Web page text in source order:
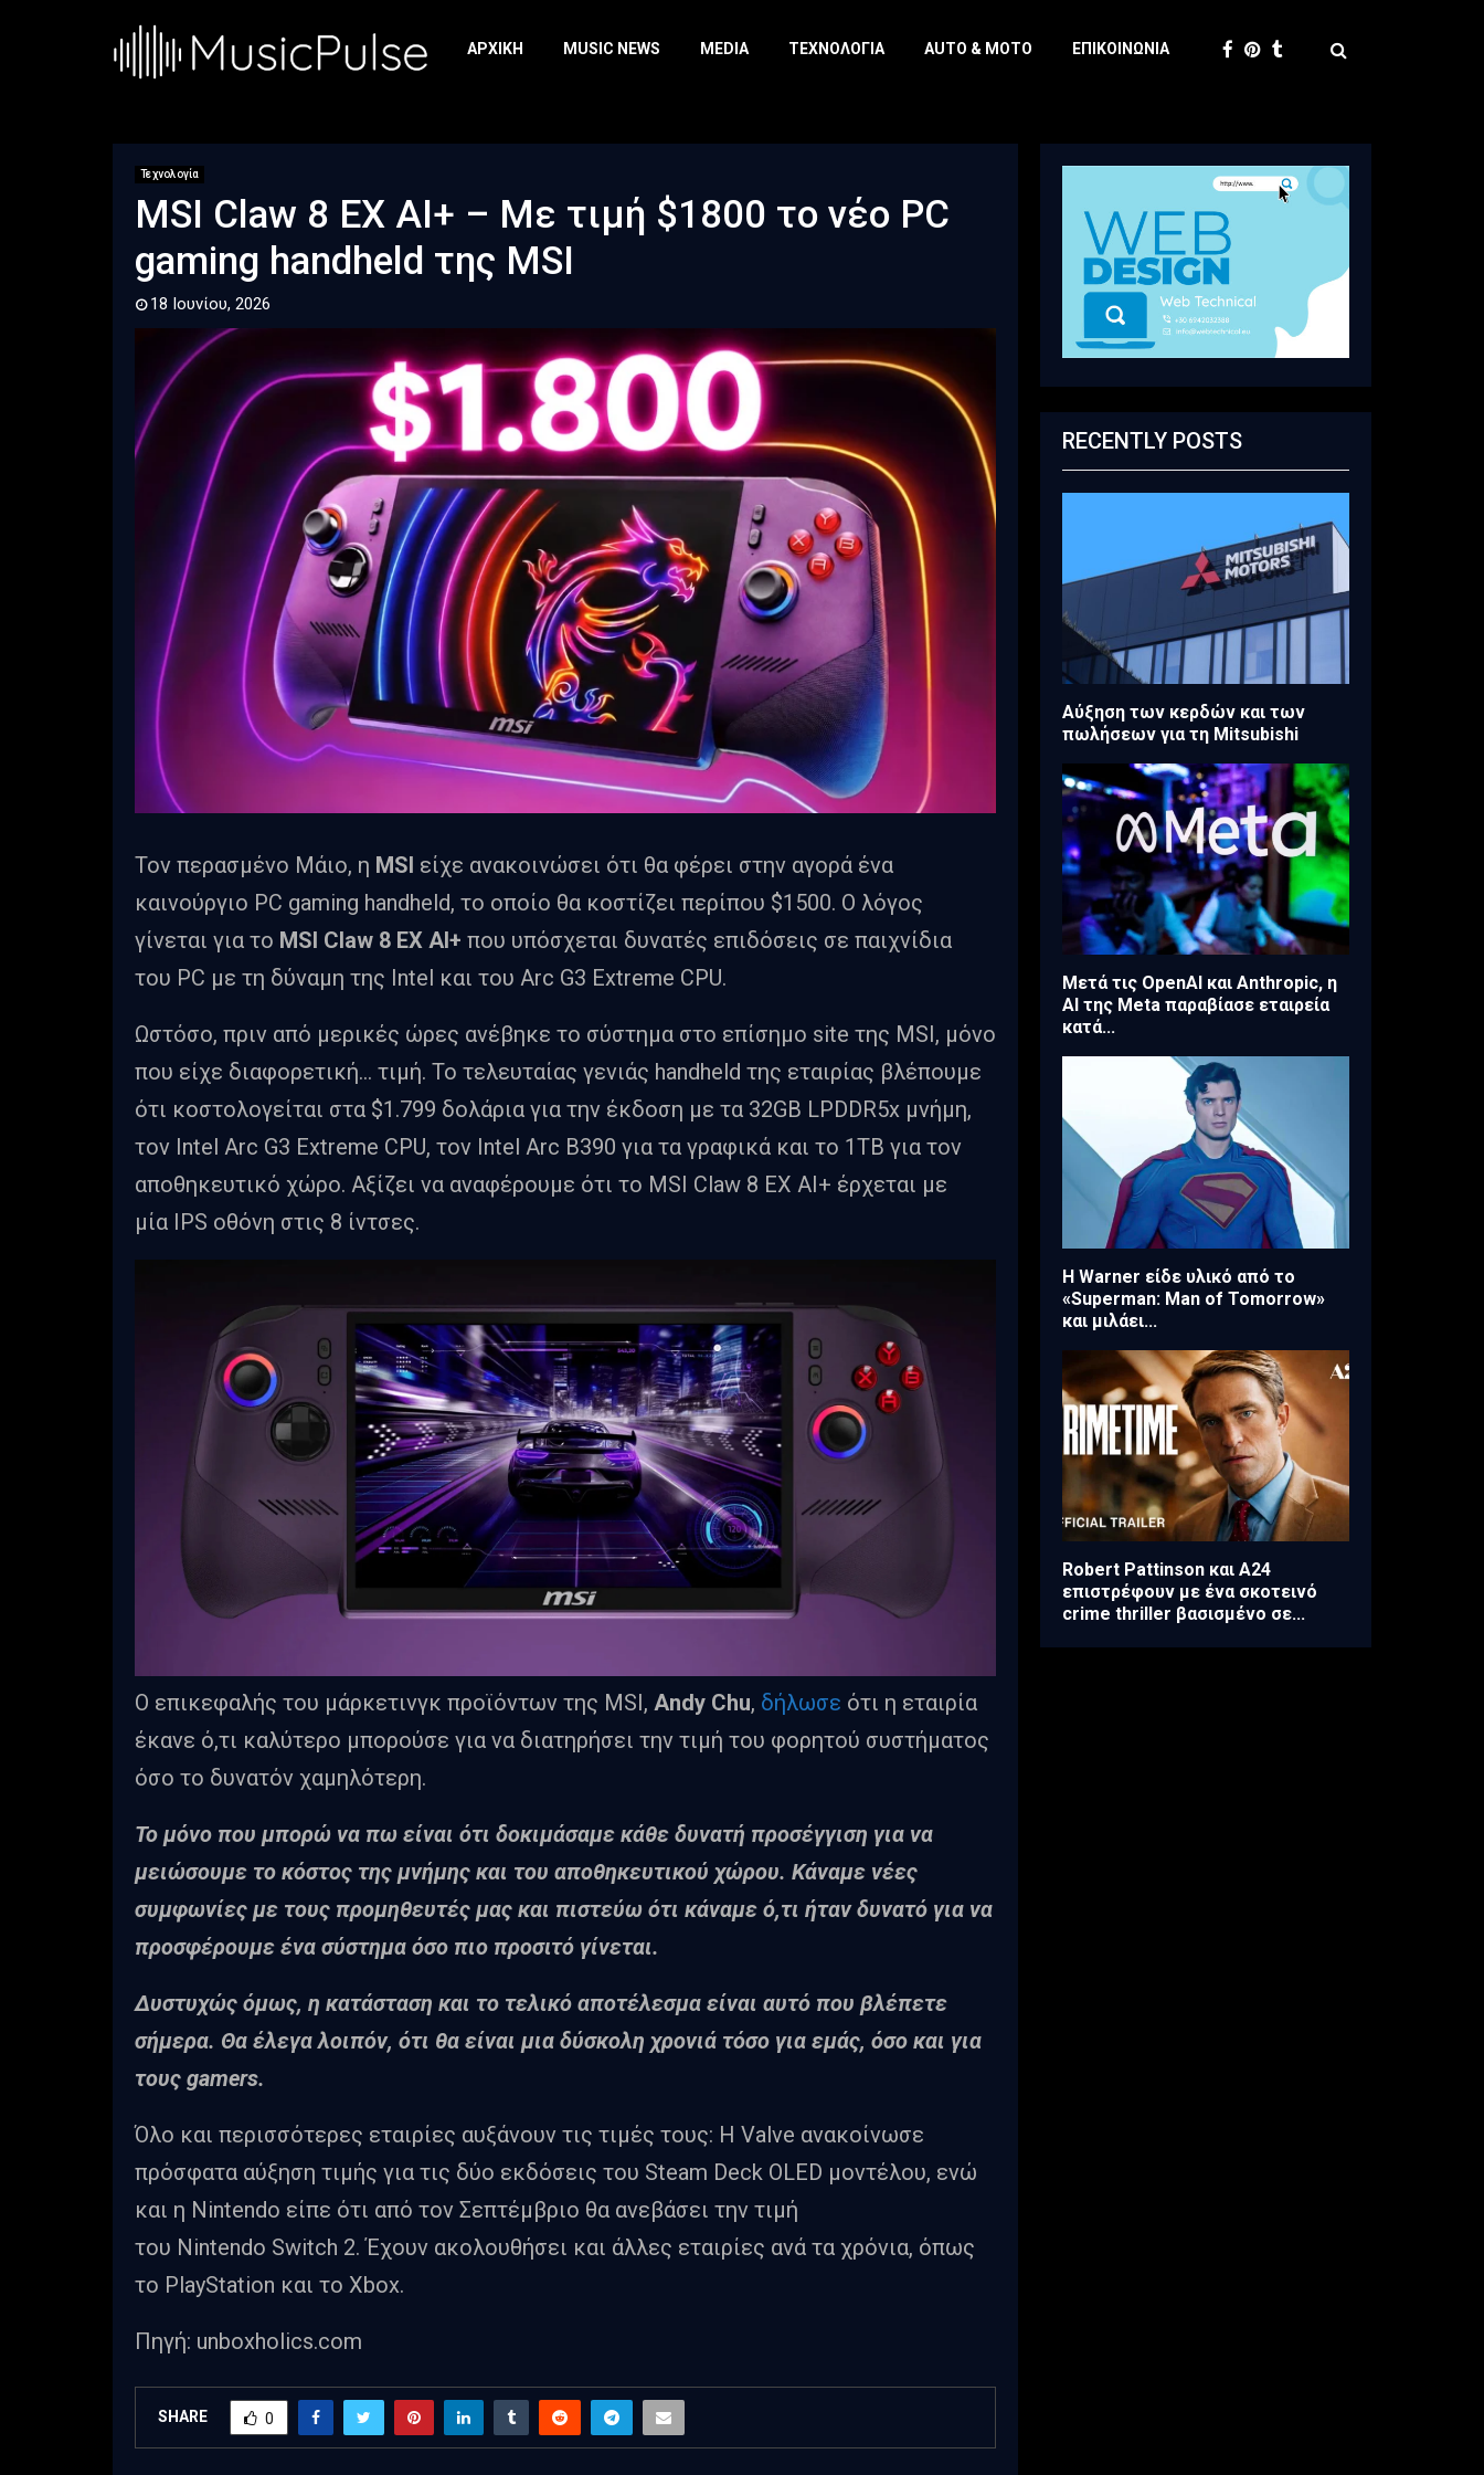
ΑΡΧΙΚΉ MUSIC NEWS MEDIA ΤΕΧΝΟΛΟΓΊΑ AUTO & MOTO ΕΠΙΚΟΙΝΩΝΊΑ
Τεχνολογία
MSI Claw 8 EX AI+ – Με τιμή $1800 το νέο PC
gaming handheld της MSI
18 Ιουνίου, 2026
Τον περασμένο Μάιο, η MSI είχε ανακοινώσει ότι θα φέρει στην αγορά ένα
καινούργιο PC gaming handheld, το οποίο θα κοστίζει περίπου $1500. Ο λόγος
γίνεται για το MSI Claw 8 EX AI+ που υπόσχεται δυνατές επιδόσεις σε παιχνίδια
του PC με τη δύναμη της Intel και του Arc G3 Extreme CPU.
Ωστόσο, πριν από μερικές ώρες ανέβηκε το σύστημα στο επίσημο site της MSI, μόνο
που είχε διαφορετική… τιμή. Το τελευταίας γενιάς handheld της εταιρίας βλέπουμε
ότι κοστολογείται στα $1.799 δολάρια για την έκδοση με τα 32GB LPDDR5x μνήμη,
τον Intel Arc G3 Extreme CPU, τον Intel Arc B390 για τα γραφικά και το 1TB για τον
αποθηκευτικό χώρο. Αξίζει να αναφέρουμε ότι το MSI Claw 8 EX AI+ έρχεται με
μία IPS οθόνη στις 8 ίντσες.
Ο επικεφαλής του μάρκετινγκ προϊόντων της MSI, Andy Chu, δήλωσε ότι η εταιρία
έκανε ό,τι καλύτερο μπορούσε για να διατηρήσει την τιμή του φορητού συστήματος
όσο το δυνατόν χαμηλότερη.
Το μόνο που μπορώ να πω είναι ότι δοκιμάσαμε κάθε δυνατή προσέγγιση για να
μειώσουμε το κόστος της μνήμης και του αποθηκευτικού χώρου. Κάναμε νέες
συμφωνίες με τους προμηθευτές μας και πιστεύω ότι κάναμε ό,τι ήταν δυνατό για να
προσφέρουμε ένα σύστημα όσο πιο προσιτό γίνεται.
Δυστυχώς όμως, η κατάσταση και το τελικό αποτέλεσμα είναι αυτό που βλέπετε
σήμερα. Θα έλεγα λοιπόν, ότι θα είναι μια δύσκολη χρονιά τόσο για εμάς, όσο και για
τους gamers.
Όλο και περισσότερες εταιρίες αυξάνουν τις τιμές τους: Η Valve ανακοίνωσε
πρόσφατα αύξηση τιμής για τις δύο εκδόσεις του Steam Deck OLED μοντέλου, ενώ
και η Nintendo είπε ότι από τον Σεπτέμβριο θα ανεβάσει την τιμή
του Nintendo Switch 2. Έχουν ακολουθήσει και άλλες εταιρίες ανά τα χρόνια, όπως
το PlayStation και το Xbox.
Πηγή: unboxholics.com
SHARE 0
RECENTLY POSTS
Aύξηση των κερδών και των
πωλήσεων για τη Mitsubishi
Μετά τις OpenAI και Anthropic, η
AI της Meta παραβίασε εταιρεία
κατά...
Η Warner είδε υλικό από το
«Superman: Man of Tomorrow»
και μιλάει...
Robert Pattinson και A24
επιστρέφουν με ένα σκοτεινό
crime thriller βασισμένο σε...